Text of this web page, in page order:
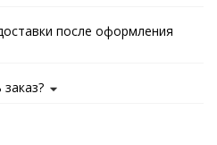
после оформления